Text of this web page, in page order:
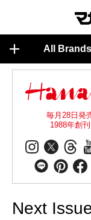
All Brands
毎月28日発
1988年創刊
Next